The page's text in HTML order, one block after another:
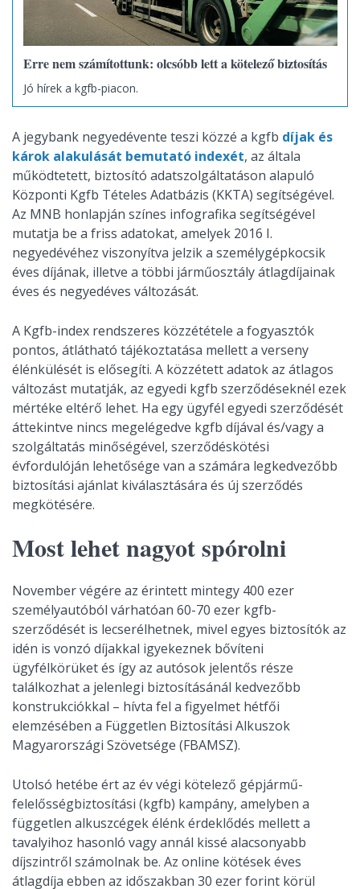
Erre nem számítottunk: olcsóbb lett a kötelező biztosítás
Jó hírek a kgfb-piacon.
A jegybank negyedévente teszi közzé a kgfb díjak és
károk alakulását bemutató indexét, az általa
működtetett, biztosító adatszolgáltatáson alapuló
Központi Kgfb Tételes Adatbázis (KKTA) segítségével.
Az MNB honlapján színes infografika segítségével
mutatja be a friss adatokat, amelyek 2016 I.
negyedévéhez viszonyítva jelzik a személygépkocsik
éves díjának, illetve a többi járműosztály átlagdíjainak
éves és negyedéves változását.
A Kgfb-index rendszeres közzététele a fogyasztók
pontos, átlátható tájékoztatása mellett a verseny
élénkülését is elősegíti. A közzétett adatok az átlagos
változást mutatják, az egyedi kgfb szerződéseknél ezek
mértéke eltérő lehet. Ha egy ügyfél egyedi szerződését
áttekintve nincs megelégedve kgfb díjával és/vagy a
szolgáltatás minőségével, szerződéskötési
évfordulóján lehetősége van a számára legkedvezőbb
biztosítási ajánlat kiválasztására és új szerződés
megkötésére.
Most lehet nagyot spórolni
November végére az érintett mintegy 400 ezer
személyautóból várhatóan 60-70 ezer kgfb-
szerződését is lecserélhetnek, mivel egyes biztosítók az
idén is vonzó díjakkal igyekeznek bővíteni
ügyfélkörüket és így az autósok jelentős része
találkozhat a jelenlegi biztosításánál kedvezőbb
konstrukciókkal – hívta fel a figyelmet hétfői
elemzésében a Független Biztosítási Alkuszok
Magyarországi Szövetsége (FBAMSZ).
Utolsó hetébe ért az év végi kötelező gépjármű-
felelősségbiztosítási (kgfb) kampány, amelyben a
független alkuszcégek élénk érdeklődés mellett a
tavalyihoz hasonló vagy annál kissé alacsonyabb
díjszintről számolnak be. Az online kötések éves
átlagdíja ebben az időszakban 30 ezer forint körül